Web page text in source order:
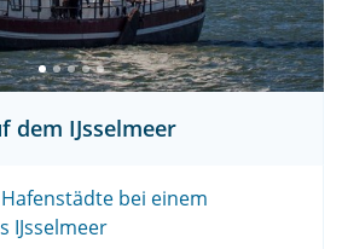
dem IJsselmeer
bei einem
IJsselmeer